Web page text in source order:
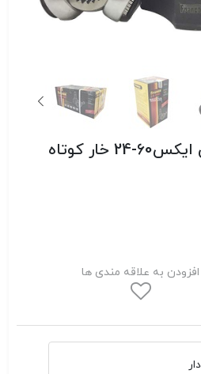
مشعلی پلوس لیفان ایکس60-24 خار کوتاه
افزودن به علاقه مندی ها